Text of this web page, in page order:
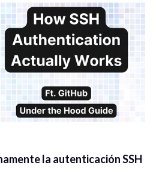
la autenticación SSH